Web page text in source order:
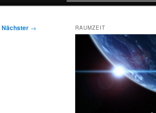
Nächster → RAUMZEIT